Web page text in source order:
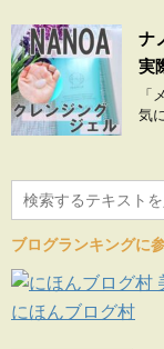
ナ
実
「
気
ブログランキングに
にほんブログ村